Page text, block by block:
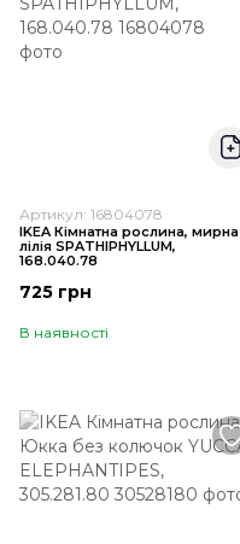
Артикул: 16804078
IKEA Кімнатна рослина, мирна
лілія SPATHIPHYLLUM,
168.040.78
725 грн
В наявності